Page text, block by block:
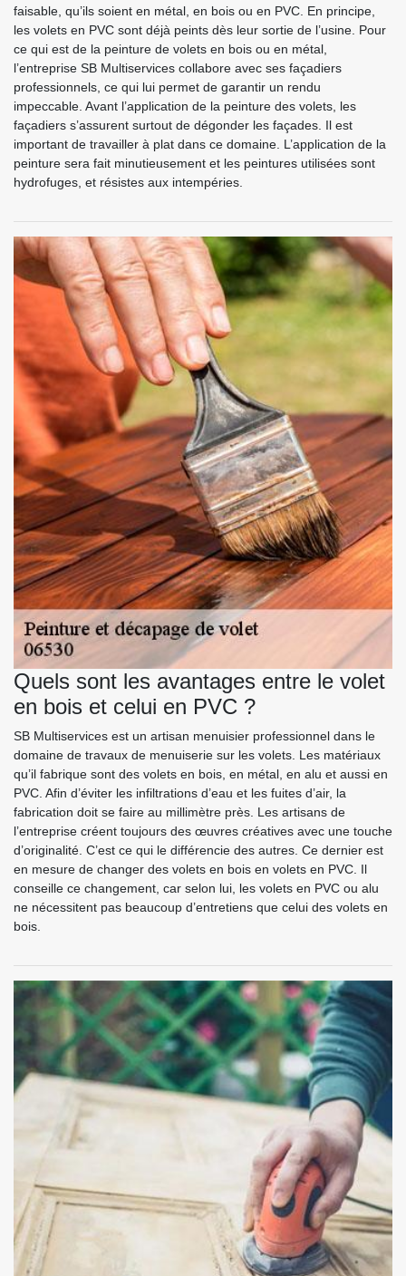
faisable, qu’ils soient en métal, en bois ou en PVC. En principe,
les volets en PVC sont déjà peints dès leur sortie de l’usine. Pour
ce qui est de la peinture de volets en bois ou en métal,
l’entreprise SB Multiservices collabore avec ses façadiers
professionnels, ce qui lui permet de garantir un rendu
impeccable. Avant l’application de la peinture des volets, les
façadiers s’assurent surtout de dégonder les façades. Il est
important de travailler à plat dans ce domaine. L’application de la
peinture sera fait minutieusement et les peintures utilisées sont
hydrofuges, et résistes aux intempéries.
Quels sont les avantages entre le volet
en bois et celui en PVC ?
SB Multiservices est un artisan menuisier professionnel dans le
domaine de travaux de menuiserie sur les volets. Les matériaux
qu’il fabrique sont des volets en bois, en métal, en alu et aussi en
PVC. Afin d’éviter les infiltrations d’eau et les fuites d’air, la
fabrication doit se faire au millimètre près. Les artisans de
l’entreprise créent toujours des œuvres créatives avec une touche
d’originalité. C’est ce qui le différencie des autres. Ce dernier est
en mesure de changer des volets en bois en volets en PVC. Il
conseille ce changement, car selon lui, les volets en PVC ou alu
ne nécessitent pas beaucoup d’entretiens que celui des volets en
bois.